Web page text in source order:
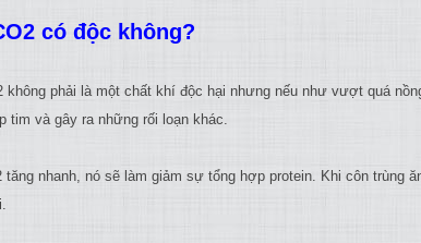
có độc không?
không phải là một chất khí độc hại nhưng nếu như vượt quá
tim và gây ra những rối loạn khác.
tăng nhanh, nó sẽ làm giảm sự tổng hợp protein. Khi côn trùng